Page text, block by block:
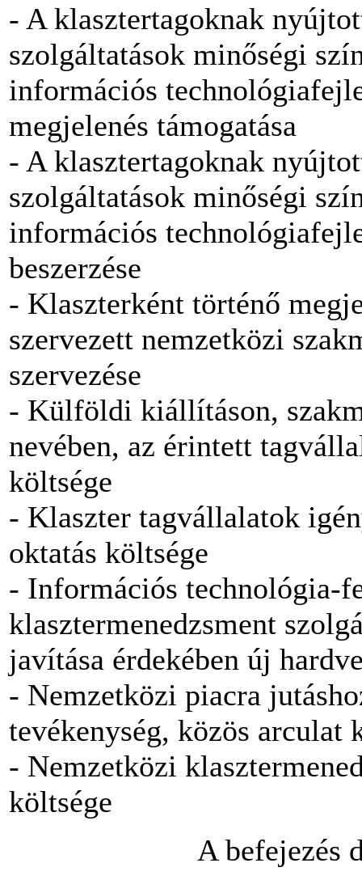
- A klasztertagoknak
szolgáltatások minőségi
információs
megjelenés támogatása
- A klasztertagoknak
szolgáltatások minőségi
információs
beszerzése
- Klaszterként történő
szervezett nemzetközi
szervezése
- Külföldi kiállításon,
nevében, az érintett
költsége
- Klaszter tagvállalatok
oktatás költsége
- Információs technológia-
klasztermenedzsment
javítása érdekében új
- Nemzetközi piacra
tevékenység, közös arculat
- Nemzetközi
költsége
A befejezés